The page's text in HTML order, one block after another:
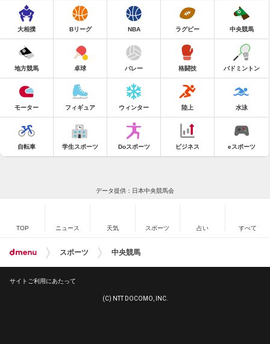
大相撲 Bリーグ NBA ラグビー 中央競馬
地方競馬 卓球 バレー 格闘技 バドミントン
モーター フィギュア ウィンター 陸上 水泳
自転車 学生スポーツ Doスポーツ ビジネス eスポーツ
データ提供：日本中央競馬会
TOP ニュース 天気 スポーツ 占い すべて
スポーツ 中央競馬
サイトご利用にあたって
(C) NTT DOCOMO, INC.